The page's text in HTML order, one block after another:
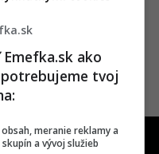
ako
tvoj
meranie reklamy a
a vývoj služieb